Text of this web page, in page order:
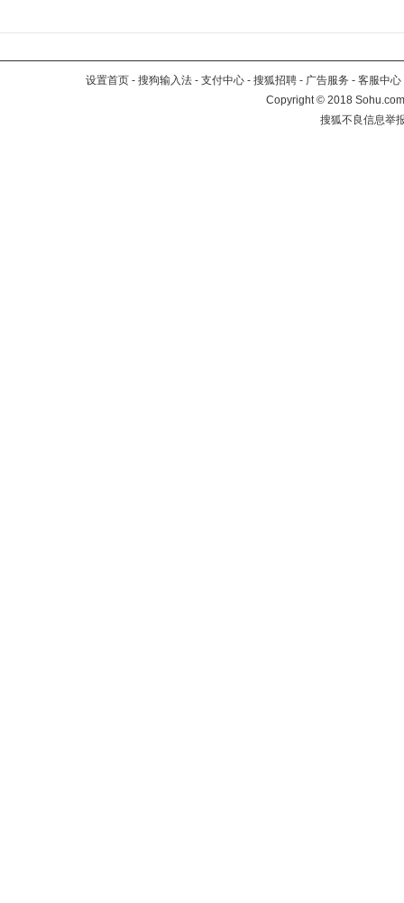
设置首页 - 搜狗输入法 - 支付中心 - 搜狐招聘 - 广告服务 - 客服中心
Copyright©2018
搜狐不良信息举